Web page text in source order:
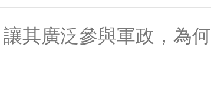
其廣泛參與軍政，為何